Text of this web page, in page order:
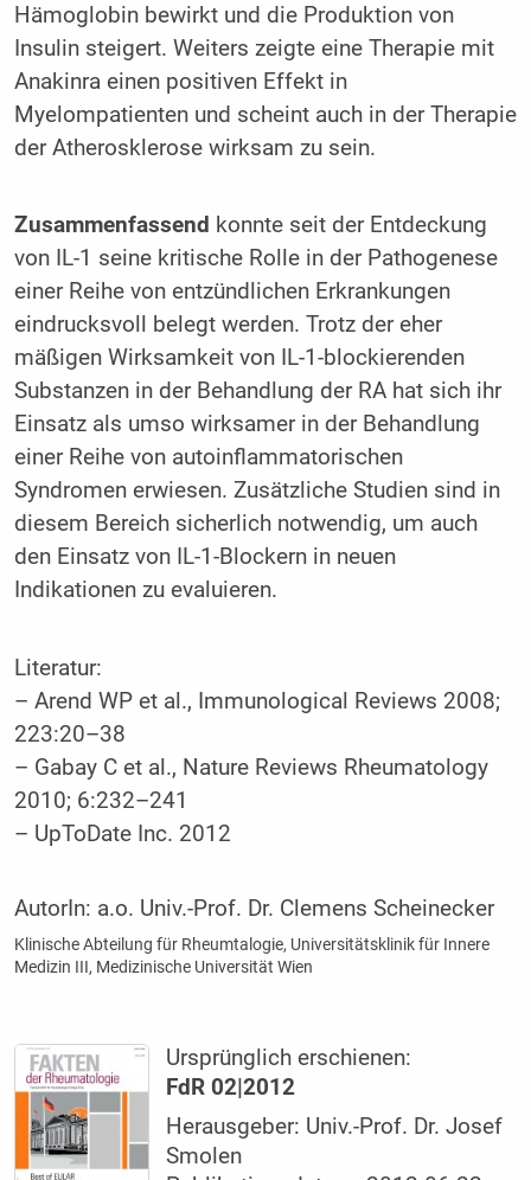
Hämoglobin bewirkt und die Produktion von
Insulin steigert. Weiters zeigte eine Therapie mit
Anakinra einen positiven Effekt in
Myelompatienten und scheint auch in der Therapie
der Atherosklerose wirksam zu sein.
Zusammenfassend konnte seit der Entdeckung
von IL-1 seine kritische Rolle in der Pathogenese
einer Reihe von entzündlichen Erkrankungen
eindrucksvoll belegt werden. Trotz der eher
mäßigen Wirksamkeit von IL-1-blockierenden
Substanzen in der Behandlung der RA hat sich ihr
Einsatz als umso wirksamer in der Behandlung
einer Reihe von autoinflammatorischen
Syndromen erwiesen. Zusätzliche Studien sind in
diesem Bereich sicherlich notwendig, um auch
den Einsatz von IL-1-Blockern in neuen
Indikationen zu evaluieren.
Literatur:
– Arend WP et al., Immunological Reviews 2008;
223:20–38
– Gabay C et al., Nature Reviews Rheumatology
2010; 6:232–241
– UpToDate Inc. 2012
AutorIn: a.o. Univ.-Prof. Dr. Clemens Scheinecker
Klinische Abteilung für Rheumtalogie, Universitätsklinik für Innere
Medizin III, Medizinische Universität Wien
Ursprünglich erschienen:
FdR 02|2012
Herausgeber: Univ.-Prof. Dr. Josef
Smolen